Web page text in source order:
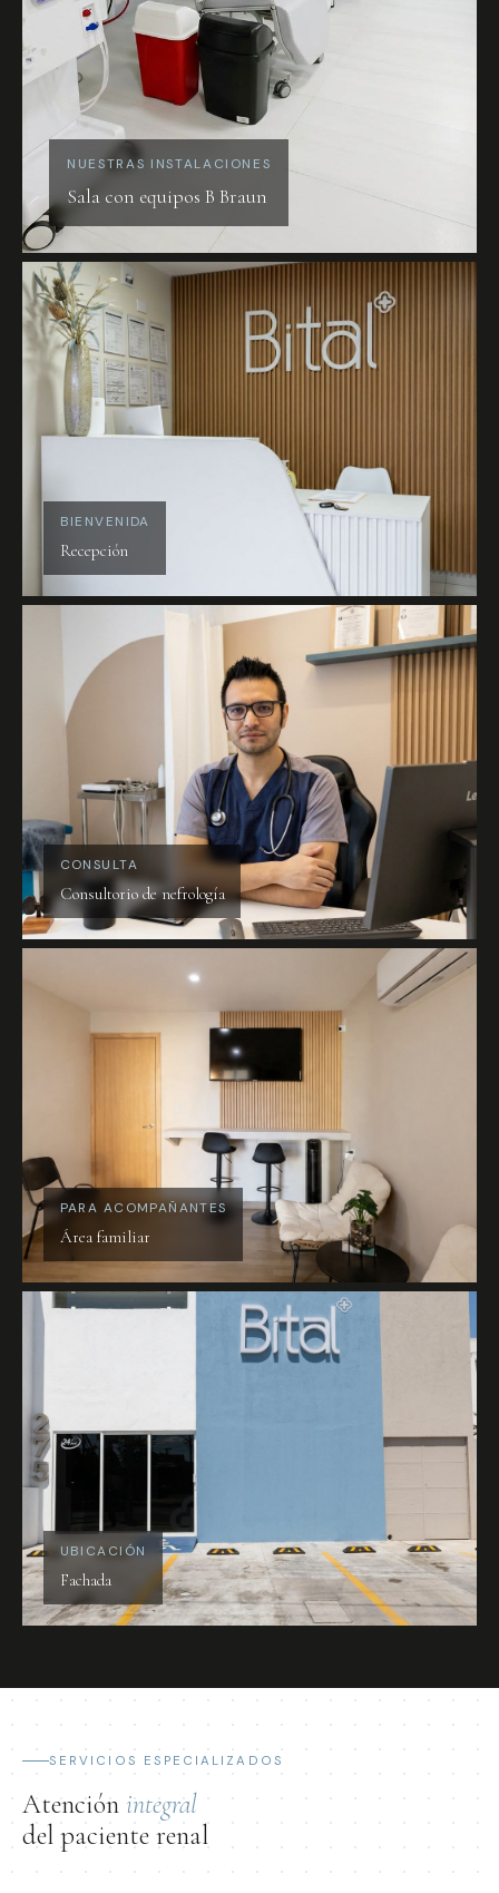
NUESTRAS INSTALACIONES
Sala con equipos B Braun
BIENVENIDA
Recepción
CONSULTA
Consultorio de nefrología
PARA ACOMPAÑANTES
Área familiar
UBICACIÓN
Fachada
SERVICIOS ESPECIALIZADOS
Atención integral
del paciente renal